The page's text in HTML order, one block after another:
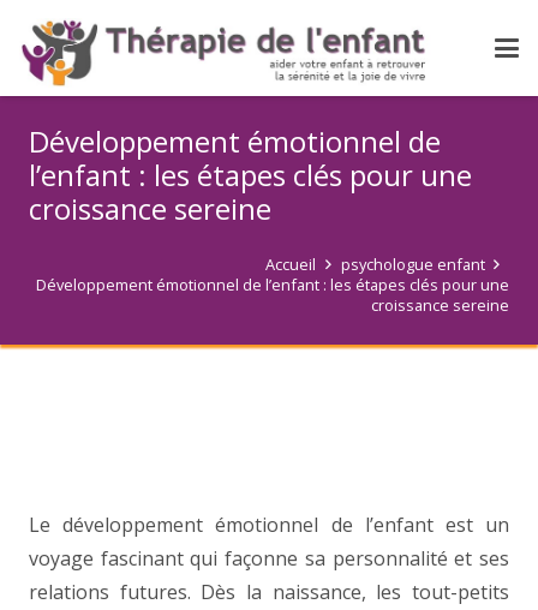
Développement émotionnel de
l’enfant : les étapes clés pour une
croissance sereine
Accueil
psychologue enfant
Développement émotionnel de l’enfant : les étapes clés pour une
croissance sereine
Le développement émotionnel de l’enfant est un
voyage fascinant qui façonne sa personnalité et ses
relations futures. Dès la naissance, les tout-petits